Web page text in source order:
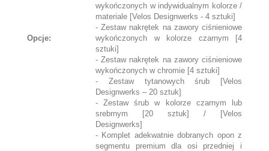
Opcje:
wykończonych w indywidualnym kolorze /
materiale [Velos Designwerks - 4 sztuki]
- Zestaw nakrętek na zawory ciśnieniowe
wykończonych w kolorze czarnym [4
sztuki]
- Zestaw nakrętek na zawory ciśnieniowe
wykończonych w chromie [4 sztuki]
- Zestaw tytanowych śrub [Velos
Designwerks – 20 sztuk]
- Zestaw śrub w kolorze czarnym lub
srebrnym [20 sztuk] / [Velos
Designwerks]
- Komplet adekwatnie dobranych opon z
segmentu premium dla osi przedniej i